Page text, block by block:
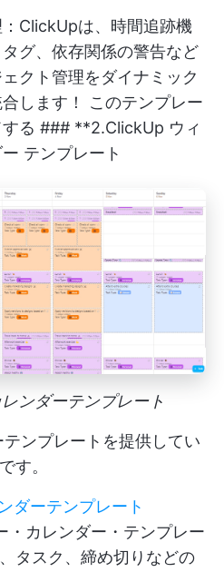
ClickUpは、時間追跡機
グ、依存関係の警告など
クト管理をダイナミック
します！ このテンプレー
る ### **2.ClickUp ウィ
テンプレート
ンダーテンプレート
ンプレートを提供してい
す。
ダーテンプレート
・カレンダー・テンプレー
タスク、締め切りなどの